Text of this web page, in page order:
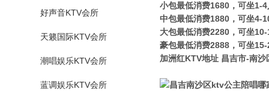
好声音KTV会所
天籁国际KTV会所
潮唱娱乐KTV会所
蓝调娱乐KTV会所
小包最低消费1680，可坐1-4
中包最低消费1880，可坐4-
大包最低消费2280，可坐10-
豪包最低消费2888，可坐
加洲红KTV地址 昌吉市-南